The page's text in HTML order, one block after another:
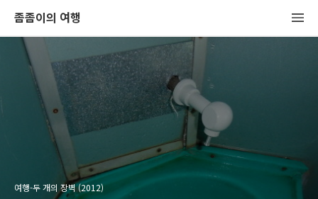
좀좀이의 여행
여행-두 개의 장벽 (2012)